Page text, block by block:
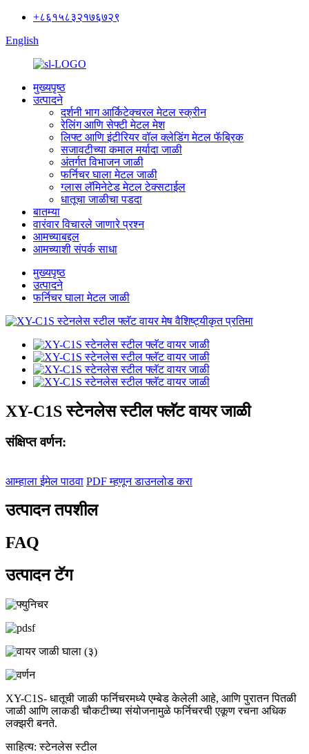
+८६१५८३२१७६७२९
English
मुख्यपृष्ठ
उत्पादने
दर्शनी भाग आर्किटेक्चरल मेटल स्क्रीन
रेलिंग आणि सेफ्टी मेटल मेश
लिफ्ट आणि इंटीरियर वॉल क्लेडिंग मेटल फॅब्रिक
सजावटीच्या कमाल मर्यादा जाळी
अंतर्गत विभाजन जाळी
फर्निचर घाला मेटल जाळी
ग्लास लॅमिनेटेड मेटल टेक्सटाईल
धातूचा जाळीचा पडदा
बातम्या
वारंवार विचारले जाणारे प्रश्न
आमच्याबद्दल
आमच्याशी संपर्क साधा
मुख्यपृष्ठ
उत्पादने
फर्निचर घाला मेटल जाळी
XY-C1S स्टेनलेस स्टील फ्लॅट वायर जाळी
संक्षिप्त वर्णन:
आम्हाला ईमेल पाठवा PDF म्हणून डाउनलोड करा
उत्पादन तपशील
FAQ
उत्पादन टॅग
XY-C1S- धातूची जाळी फर्निचरमध्ये एम्बेड केलेली आहे, आणि पुरातन पितळी
जाळी आणि लाकडी चौकटीच्या संयोजनामुळे फर्निचरची एकूण रचना अधिक
लक्झरी बनते.
साहित्य: स्टेनलेस स्टील